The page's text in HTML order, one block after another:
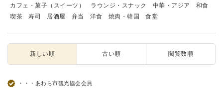
カフェ・菓子（スイーツ）
ラウンジ・スナック 中華・アジア
和食
喫茶
寿司 居酒屋 弁当 洋食 焼肉・韓国 食堂
新しい順 古い順 閲覧数順
・・・あわら市観光協会会員